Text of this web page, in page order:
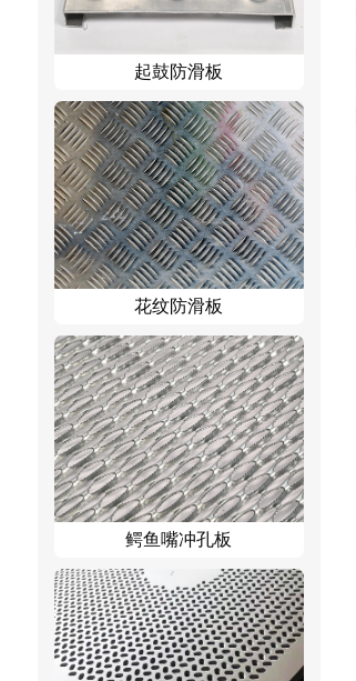
起鼓防滑板
花纹防滑板
鳄鱼嘴冲孔板